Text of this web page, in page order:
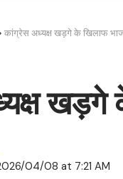
कांग्रेस अध्यक्ष खड़गे के खिलाफ
खड़गे
04/08 at 7:21 AM